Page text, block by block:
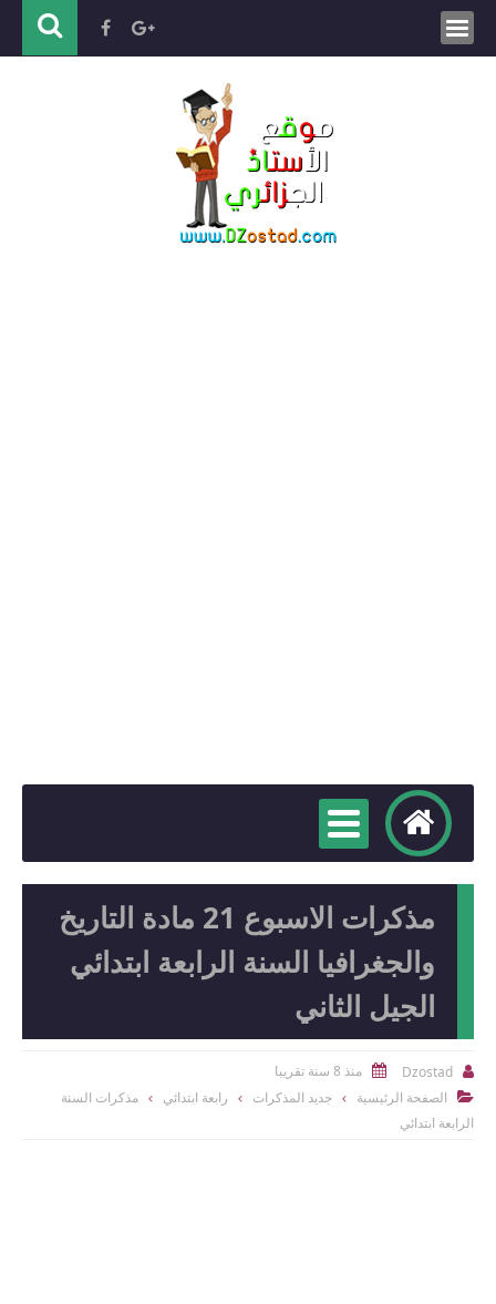
مذكرات الاسبوع 21 مادة التاريخ
والجغرافيا السنة الرابعة ابتدائي
الجيل الثاني

Dzostad
 منذ 8 سنة تقريبا
 الصفحة الرئيسية جديد المذكرات رابعة ابتدائي
مذكرات السنة
الرابعة ابتدائي